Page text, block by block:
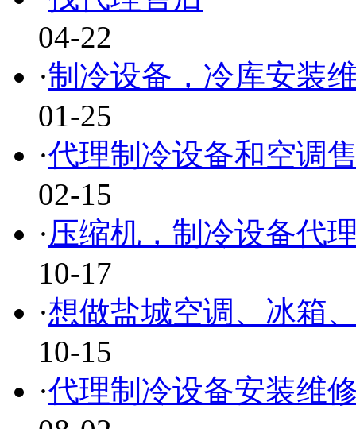
04-22
·制冷设备，冷库安装
01-25
·代理制冷设备和空调
02-15
·压缩机，制冷设备代
10-17
·想做盐城空调、冰箱
10-15
·代理制冷设备安装维